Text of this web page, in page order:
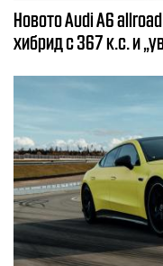
Новото Audi A6
хибрид с 367 к.с. и